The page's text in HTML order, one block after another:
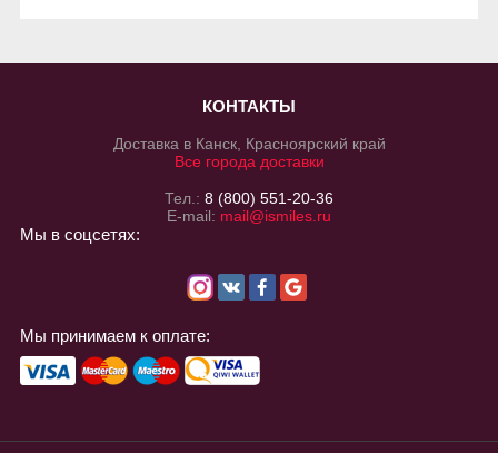
КОНТАКТЫ
Доставка в Канск, Красноярский край
Все города доставки
Тел.: 8 (800) 551-20-36
E-mail: mail@ismiles.ru
Мы в соцсетях:
Мы принимаем к оплате: